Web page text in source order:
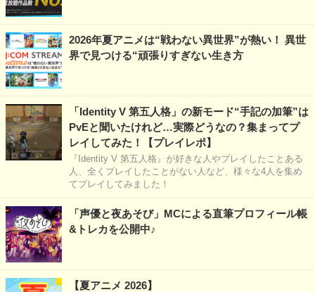
2026年夏アニメは“戦わない異世界”が熱い！ 異世
界で見つける“頑張りすぎない生き方
「Identity V 第五人格」の新モード“手記の加筆”は
PvEと聞いたけれど…実際どうなの？集まってプ
レイしてみた！【プレイレポ】
『Identity V 第五人格』が好きな人やプレイしたことある
人、全くプレイしたことがない人など、様々な4人を集め
てプレイしてみました！
「声優と夜あそび」MCによる直筆プロフィール帳
&トレカを公開中♪
【夏アニメ 2026】